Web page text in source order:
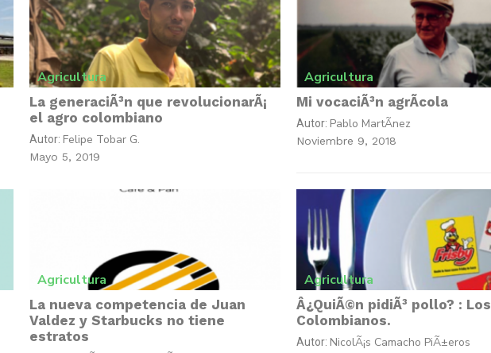
Agricultura
La generaciÃ³n que revolucionarÃ¡
el agro colombiano
Autor: Felipe Tobar G.
Mayo 5, 2019
Agricultura
Mi vocaciÃ³n agrÃ­cola
Autor: Pablo MartÃ­nez
Noviembre 9, 2018
Agricultura
La nueva competencia de Juan
Valdez y Starbucks no tiene
estratos
Agricultura
Â¿QuiÃ©n pidiÃ³ pollo? : Los
Colombianos.
Autor: NicolÃ¡s Camacho PiÃ±eros